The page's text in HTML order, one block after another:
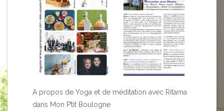
A propos de Yoga et de méditation avec Ritama
dans Mon P’tit Boulogne